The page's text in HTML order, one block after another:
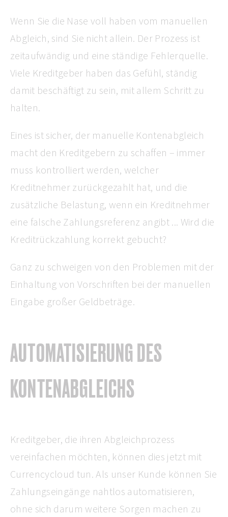
Wenn Sie die Nase voll haben vom manuellen
Abgleich, sind Sie nicht allein. Der Prozess ist
zeitaufwändig und eine ständige Fehlerquelle.
Viele Kreditgeber haben das Gefühl, ständig
damit beschäftigt zu sein, mit allem Schritt zu
halten.
Eines ist sicher, der manuelle Kontenabgleich
macht den Kreditgebern zu schaffen – immer
muss kontrolliert werden, welcher
Kreditnehmer zurückgezahlt hat, und die
zusätzliche Belastung, wenn ein Kreditnehmer
eine falsche Zahlungsreferenz angibt ... Wird die
Kreditrückzahlung korrekt gebucht?
Ganz zu schweigen von den Problemen mit der
Einhaltung von Vorschriften bei der manuellen
Eingabe großer Geldbeträge.
AUTOMATISIERUNG DES
KONTENABGLEICHS
Kreditgeber, die ihren Abgleichprozess
vereinfachen möchten, können dies jetzt mit
Currencycloud tun. Als unser Kunde können Sie
Zahlungseingänge nahtlos automatisieren,
ohne sich darum weitere Sorgen machen zu